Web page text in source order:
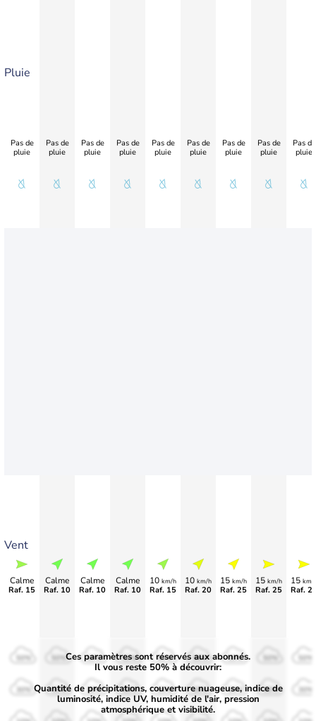
Pluie
Vent
Pas de
pluie
Calme
Raf. 15
Pas de
pluie
Calme
Raf. 10
Pas de
pluie
Calme
Raf. 10
Pas de
pluie
Calme
Raf. 10
Pas de
pluie
10 km/h
Raf. 15
Pas de
pluie
10 km/h
Raf. 20
Pas de
pluie
15 km/h
Raf. 25
Pas de
pluie
15 km/h
Raf. 25
Pas de
pluie
15 km/
Raf.
50%
30%
50%
30%
50%
30%
50%
30%
50%
30%
50%
30%
50%
30% 30% 30%
Ces paramètres sont réservés aux abonnés.
Il vous reste 50% à découvrir:
Quantité de précipitations, couverture nuageuse, indice de
luminosité, indice UV, humidité de l'air, pression
atmosphérique et visibilité.